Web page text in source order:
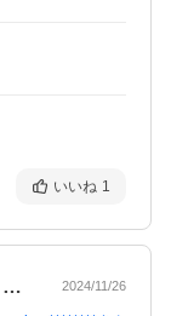
いいね 1
思っていた香りと違っていましたが、使用… 2024/11/26